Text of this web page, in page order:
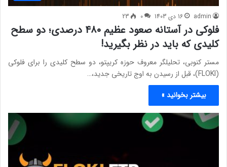
admin 16 دی 1403 0
23
فلوکی در آستانه صعود عظیم ۴۸۰ درصدی؛ دو سطح
کلیدی که باید در نظر بگیرید!
مستر کنوبی، تحلیلگر معروف حوزه کریپتو، دو سطح کلیدی را برای فلوکی
(FLOKI)، قبل از رسیدن به اوج تاریخی جدید،…
بیشتر بخوانید »